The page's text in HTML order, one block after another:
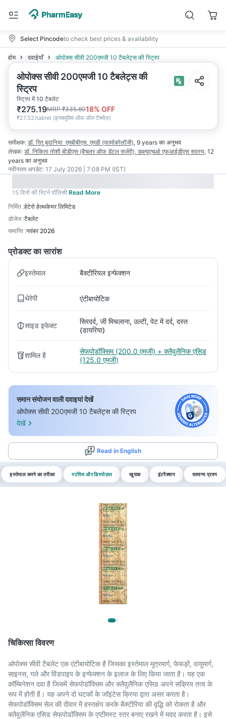
Select Pincodeto check best prices & availability
होम दवाईयाँ ओपोक्स सीवी 200एमजी 10 टैबलेट्स की स्ट्रिप
ओपोक्स सीवी 200एमजी 10 टैबलेट्स की
स्ट्रिप
स्ट्रिप में 10 टैबलेट
₹275.19MRP₹335.6018% OFF
₹27.52/tablet (इनक्लूसिव ऑफ़ ऑल टैक्सेज़)
समीक्षक: डॉ. रितु बुदानिया एमबीबीएस, एमडी (फार्माकोलॉजी), 9 years का अनुभव
लेखक: डॉ. निकिता तोशी बीडीएस (बैचलर ऑफ डेंटल सर्जरी), डब्ल्यूएचओ एफआईडीएस सदस्य, 12
years का अनुभव
नवीनतम अपडेट: 17 July 2026 | 7:08 PM (IST)
15 दिनों की रिटर्न पॉलिसी Read More
निर्मित :हेटेरो हेल्थकेयर लिमिटेड
डोजेज :टैबलेट
समाप्ति :नवंबर 2026
प्रोडक्ट का सारांश
इस्तेमाल बैक्टीरियल इन्फेक्शन
थेरेपी एंटीबायोटिक
साइड इफेक्ट
सिरदर्द, जी मिचलाना, उल्टी, पेट में दर्द, दस्त
(डायरिया)
शामिल है
सेफपोडॉक्सिम (200.0 एमजी) + क्लैवुलैनिक एसिड
(125.0 एमजी)
समान संयोजन वाली दवाइयां देखें
ओपोक्स सीवी 200एमजी 10 टैबलेट्स की स्ट्रिप
देखें
Read in English
इस्तेमाल करने का तरीका स्टोरेज और डिस्पोज़ल खुराक इंटरैक्शन सामान्य प्रश्न
चिकित्सा विवरण
ओपोक्स सीवी टैबलेट एक एंटीबायोटिक है जिसका इस्तेमाल मूत्रमार्ग, फेफड़ों, वायुमार्ग,
साइनस, गले और विंडपाइप के इन्फेक्शन के इलाज के लिए किया जाता है। यह एक
कॉम्बिनेशन दवा है जिसमें सेफपोडॉक्सिम और क्लैवुलैनिक एसिड अपने सक्रिय तत्व के
रूप में होती है। यह अपने दो घटकों के जॉइंटेस क्रिया द्वारा असर करता है।
सेफपोडॉक्सिम सेल की दीवार में हस्तक्षेप करके बैक्टीरिया की वृद्धि को रोकता है और
क्लैवुलैनिक एसिड सेफपोडॉक्सिम के एप्टीमस्ट स्तर बनाए रखने में मदद करता है। इसे